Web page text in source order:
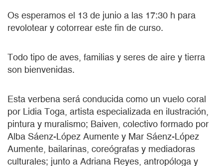
Os esperamos el 13 de junio a las 17:30 h para
revolotear y cotorrear este fin de curso.
Todo tipo de aves, familias y seres de aire y tierra
son bienvenidas.
Esta verbena será conducida como un vuelo coral
por Lidia Toga, artista especializada en ilustración,
pintura y muralismo; Baiven, colectivo formado por
Alba Sáenz-López Aumente y Mar Sáenz-López
Aumente, bailarinas, coreógrafas y mediadoras
culturales; junto a Adriana Reyes, antropóloga y